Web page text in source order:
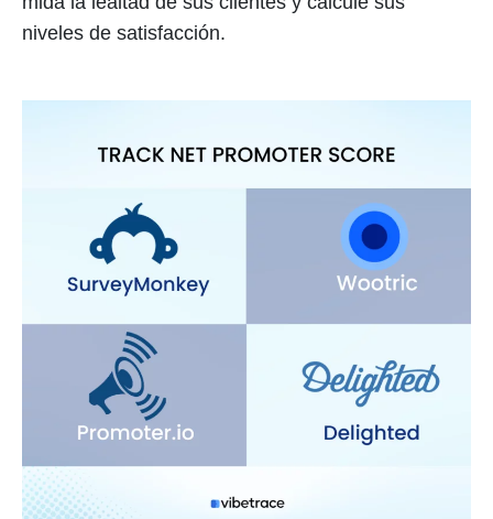
niveles de satisfacción.